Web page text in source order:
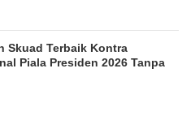
Skuad Terbaik Kontra
Piala Presiden 2026 Tanpa